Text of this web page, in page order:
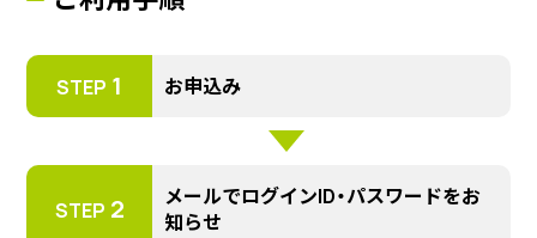
STEP 1 お申込み
STEP 2
メールでログインID・パスワードをお
知らせ